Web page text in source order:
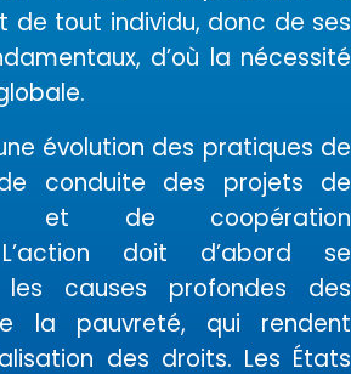
de tout individu, donc de ses
d’où la nécessité
une évolution des pratiques de
conduite des projets de
et de coopération
L’action doit d’abord se
causes profondes des
la pauvreté, qui rendent
des droits. Les États